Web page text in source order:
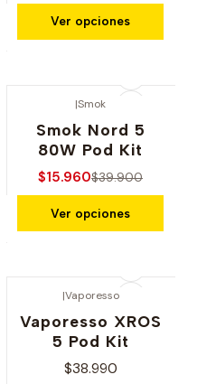
Ver opciones
|Smok
Smok Nord 5
80W Pod Kit
$15.960$39.900
Ver opciones
|Vaporesso
Vaporesso XROS
5 Pod Kit
$38.990